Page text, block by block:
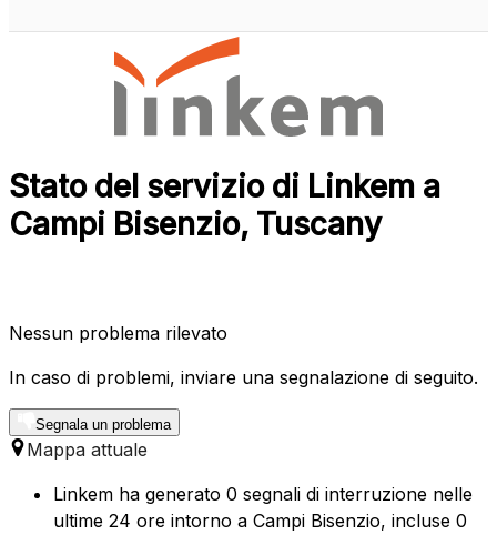
Stato del servizio di Linkem a
Campi Bisenzio, Tuscany
Nessun problema rilevato
In caso di problemi, inviare una segnalazione di seguito.
Segnala un problema
Mappa attuale
Linkem ha generato 0 segnali di interruzione nelle
ultime 24 ore intorno a Campi Bisenzio, incluse 0